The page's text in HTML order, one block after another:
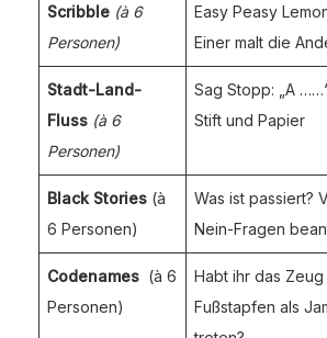
Scribble (à 6
Personen)
Easy Peasy
Einer malt die
Stadt-Land-
Fluss (à 6
Personen)
Sag Stopp: „A
Stift und Papier
Black Stories (à
6 Personen)
Was ist passiert?
Nein-Fragen
Codenames (à 6
Personen)
Habt ihr das Zeug
Fußstapfen als